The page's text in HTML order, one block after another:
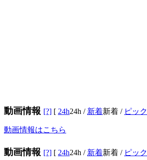
動画情報 [?] [ 24h24h / 新着新着 / ピック
動画情報はこちら
動画情報 [?] [ 24h24h / 新着新着 / ピック